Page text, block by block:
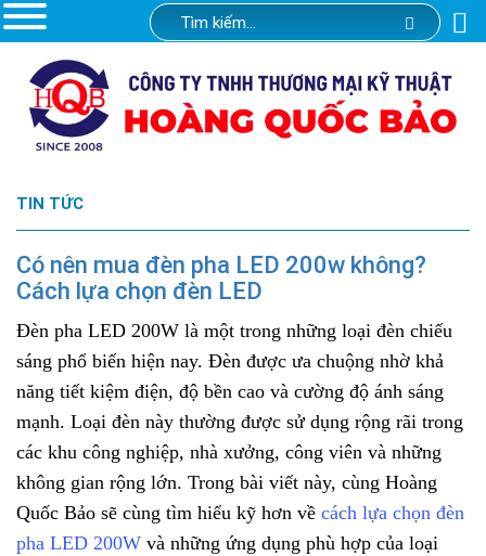
TIN TỨC
Có nên mua đèn pha LED 200w không?
Cách lựa chọn đèn LED
Đèn pha LED 200W là một trong những loại đèn chiếu
sáng phổ biến hiện nay. Đèn được ưa chuộng nhờ khả
năng tiết kiệm điện, độ bền cao và cường độ ánh sáng
mạnh. Loại đèn này thường được sử dụng rộng rãi trong
các khu công nghiệp, nhà xưởng, công viên và những
không gian rộng lớn. Trong bài viết này, cùng Hoàng
Quốc Bảo sẽ cùng tìm hiểu kỹ hơn về cách lựa chọn đèn
pha LED 200W và những ứng dụng phù hợp của loại